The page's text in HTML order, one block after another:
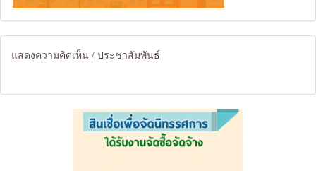
แสดงความคิดเห็น / ประชาสัมพันธ์